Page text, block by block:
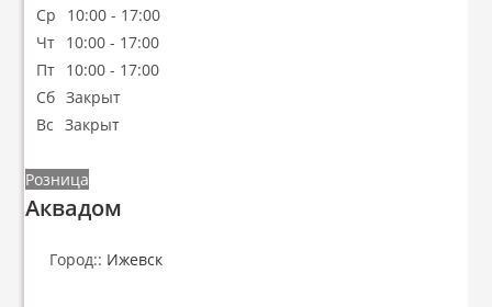
Ср
10:00 - 17:00
Чт 10:00 - 17:00
Пт 10:00 - 17:00
Сб Закрыт
Вс
Закрыт
Розница
Аквадом
Город:: Ижевск